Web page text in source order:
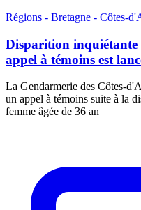
Régions - Bretagne - Côtes-
Disparition
appel à témoins est
La Gendarmerie des Côtes-
un appel à témoins suite à la
femme âgée de 36 an